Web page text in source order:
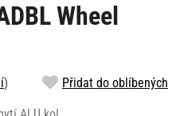
Wheel
) Přidat do oblíbených